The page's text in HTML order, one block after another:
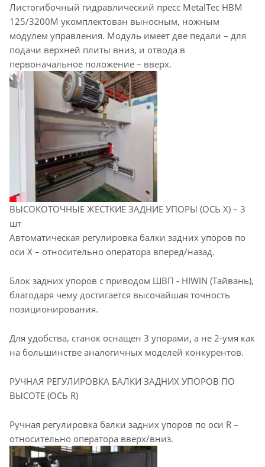
Листогибочный гидравлический пресс MetalTec HBM
125/3200М укомплектован выносным, ножным
модулем управления. Модуль имеет две педали – для
подачи верхней плиты вниз, и отвода в
первоначальное положение – вверх.
ВЫСОКОТОЧНЫЕ ЖЕСТКИЕ ЗАДНИЕ УПОРЫ (ОСЬ Х) – 3
шт
Автоматическая регулировка балки задних упоров по
оси Х – относительно оператора вперед/назад.
Блок задних упоров с приводом ШВП - HIWIN (Тайвань),
благодаря чему достигается высочайшая точность
позиционирования.
Для удобства, станок оснащен 3 упорами, а не 2-умя как
на большинстве аналогичных моделей конкурентов.
РУЧНАЯ РЕГУЛИРОВКА БАЛКИ ЗАДНИХ УПОРОВ ПО
ВЫСОТЕ (ОСЬ R)
Ручная регулировка балки задних упоров по оси R –
относительно оператора вверх/вниз.